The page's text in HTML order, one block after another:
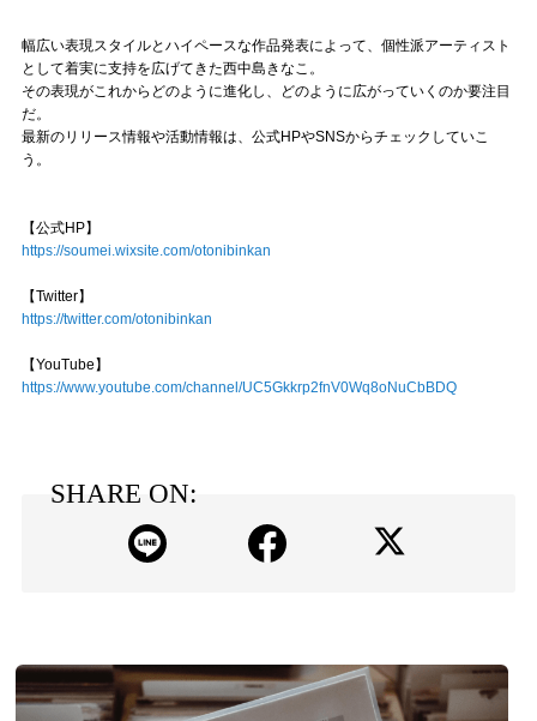
幅広い表現スタイルとハイペースな作品発表によって、個性派アーティスト
として着実に支持を広げてきた西中島きなこ。
その表現がこれからどのように進化し、どのように広がっていくのか要注目
だ。
最新のリリース情報や活動情報は、公式HPやSNSからチェックしていこ
う。
【公式HP】
https://soumei.wixsite.com/otonibinkan
【Twitter】
https://twitter.com/otonibinkan
【YouTube】
https://www.youtube.com/channel/UC5Gkkrp2fnV0Wq8oNuCbBDQ
SHARE ON: